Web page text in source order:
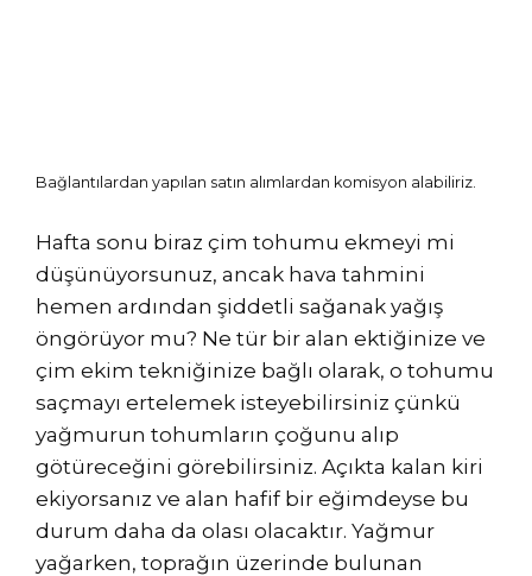
Bağlantılardan yapılan satın alımlardan komisyon alabiliriz.
Hafta sonu biraz çim tohumu ekmeyi mi
düşünüyorsunuz, ancak hava tahmini
hemen ardından şiddetli sağanak yağış
öngörüyor mu? Ne tür bir alan ektiğinize ve
çim ekim tekniğinize bağlı olarak, o tohumu
saçmayı ertelemek isteyebilirsiniz çünkü
yağmurun tohumların çoğunu alıp
götüreceğini görebilirsiniz. Açıkta kalan kiri
ekiyorsanız ve alan hafif bir eğimdeyse bu
durum daha da olası olacaktır. Yağmur
yağarken, toprağın üzerinde bulunan